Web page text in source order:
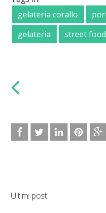
gelateria corallo
gelateria
street food
Ultimi post